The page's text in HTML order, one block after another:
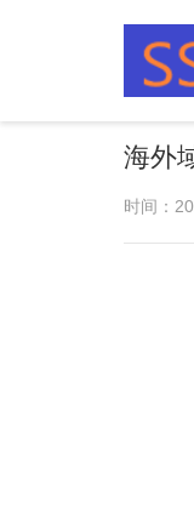
海外
时间：